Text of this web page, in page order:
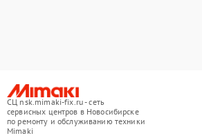
СЦ nsk.mimaki-fix.ru - сеть
сервисных центров в Новосибирске
по ремонту и обслуживанию техники
Mimaki